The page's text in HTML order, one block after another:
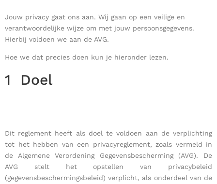
Jouw privacy gaat ons aan. Wij gaan op een veilige en
verantwoordelijke wijze om met jouw persoonsgegevens.
Hierbij voldoen we aan de AVG.
Hoe we dat precies doen kun je hieronder lezen.
1 Doel
Dit reglement heeft als doel te voldoen aan de verplichting
tot het hebben van een privacyreglement, zoals vermeld in
de Algemene Verordening Gegevensbescherming (AVG). De
AVG stelt het opstellen van privacybeleid
(gegevensbeschermingsbeleid) verplicht, als onderdeel van de